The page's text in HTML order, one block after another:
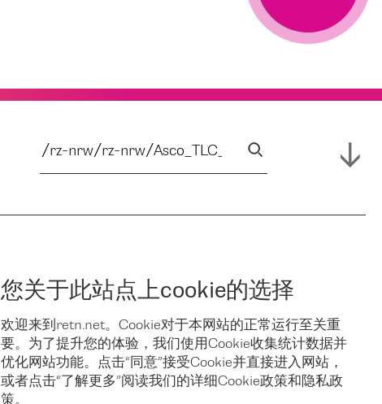
您关于此站点上cookie的选择
欢迎来到retn.net。Cookie对于本网站的正常运行至关重
要。为了提升您的体验，我们使用Cookie收集统计数据并
优化网站功能。点击“同意”接受Cookie并直接进入网站，
或者点击“了解更多”阅读我们的详细Cookie政策和隐私政
策。